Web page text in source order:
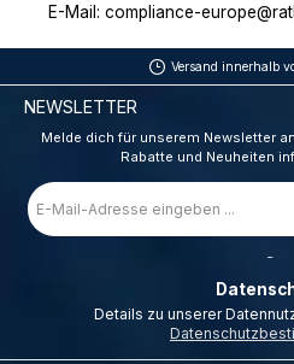
E-Mail: compliance-
Versand innerhalb
NEWSLETTER
Melde dich für unserem Newsletter
Rabatte und Neuheiten
E-
Mail-
Adresse